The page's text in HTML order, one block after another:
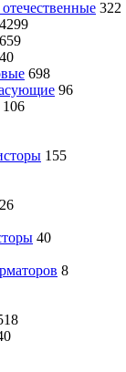
322
4299
698
96
106
155
40
8